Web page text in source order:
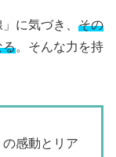
に気づき、 その
る。そんな力を持
感動とリア